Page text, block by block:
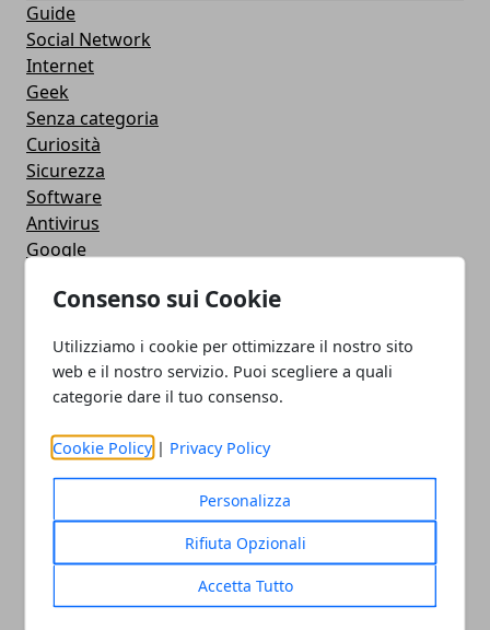
Consenso sui Cookie
Utilizziamo i cookie per ottimizzare il nostro sito
web e il nostro servizio. Puoi scegliere a quali
categorie dare il tuo consenso.
Cookie Policy | Privacy Policy
Personalizza
Rifiuta Opzionali
Accetta Tutto
Guide
Social Network
Internet
Geek
Senza categoria
Curiosità
Sicurezza
Software
Antivirus
Google
Giochi
Eventi
How To - Come Fare
CMS
Smartphone
iPhone
Apple
Android